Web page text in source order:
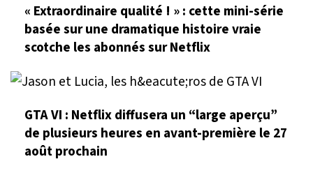
« Extraordinaire qualité ! » : cette mini-série
basée sur une dramatique histoire vraie
scotche les abonnés sur Netflix
GTA VI : Netflix diffusera un “large aperçu”
de plusieurs heures en avant-première le 27
août prochain